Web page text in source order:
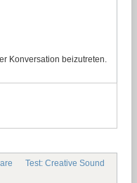
Konversation beizutreten.
Test: Creative Sound